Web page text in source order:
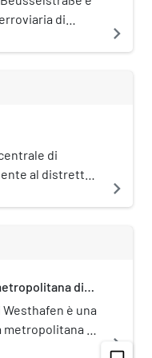
di
navigate_next
di
al distretto
distretto di
Moabit si
navigate_next
di
è una
di
navigate_next